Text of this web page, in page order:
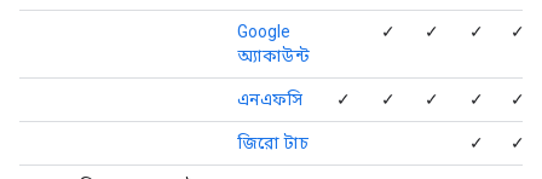
Google
অ্যাকাউন্ট
✓ ✓ ✓ ✓
এনএফসি ✓ ✓ ✓ ✓ ✓
জিরো টাচ ✓ ✓